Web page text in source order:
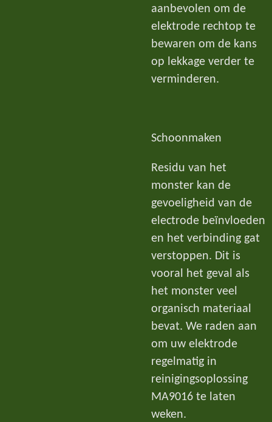
aanbevolen om de
elektrode rechtop te
bewaren om de kans
op lekkage verder te
verminderen.
Schoonmaken
Residu van het
monster kan de
gevoeligheid van de
electrode beïnvloeden
en het verbinding gat
verstoppen. Dit is
vooral het geval als
het monster veel
organisch materiaal
bevat. We raden aan
om uw elektrode
regelmatig in
reinigingsoplossing
MA9016 te laten
weken.